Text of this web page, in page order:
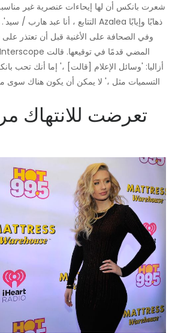
التتابع ، أنا عبد هارب /
أزاليا: 'وسائل الإعلام [قالت] ،' إما أنك تحب
التسميات مثل ،' لا يمكن أن يكون هناك سوى